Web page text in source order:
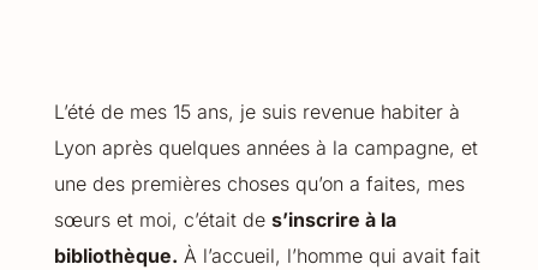
L’été de mes 15 ans, je suis revenue habiter à
Lyon après quelques années à la campagne, et
une des premières choses qu’on a faites, mes
sœurs et moi, c’était de s’inscrire à la
bibliothèque. À l’accueil, l’homme qui avait fait